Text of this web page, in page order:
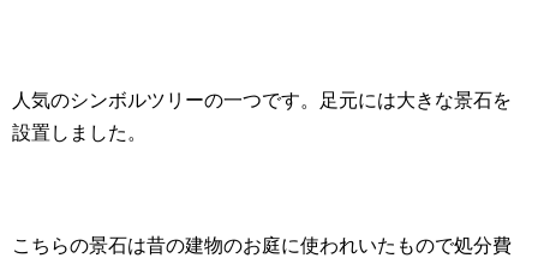
人気のシンボルツリーの一つです。足元には大きな景石を
設置しました。
こちらの景石は昔の建物のお庭に使われいたもので処分費